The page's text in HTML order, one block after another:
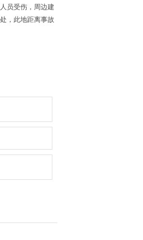
员受伤，周边建
，此地距离事故